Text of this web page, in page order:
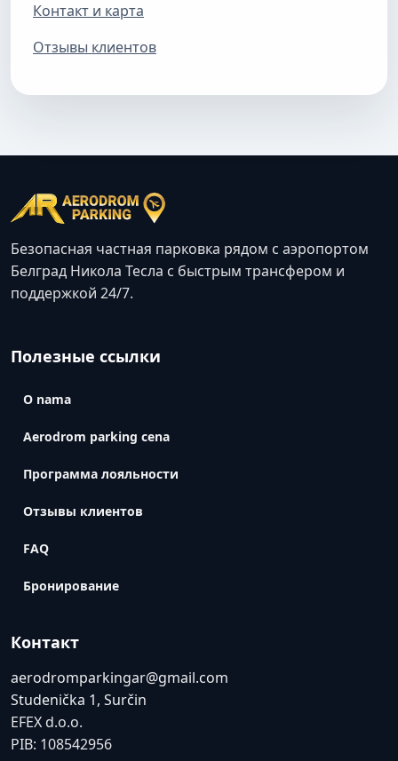
Контакт и карта
Отзывы клиентов
Безопасная частная парковка рядом с аэропортом
Белград Никола Тесла с быстрым трансфером и
поддержкой 24/7.
Полезные ссылки
O nama
Aerodrom parking cena
Программа лояльности
Отзывы клиентов
FAQ
Бронирование
Контакт
aerodromparkingar@gmail.com
Studenička 1, Surčin
EFEX d.o.o.
PIB: 108542956